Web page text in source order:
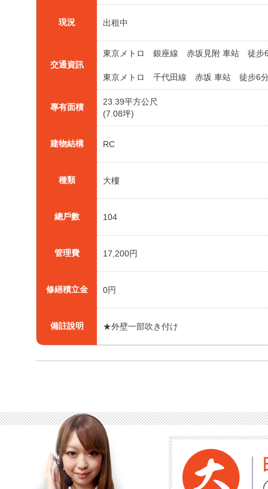
現況 出租中
交通資訊
東京メトロ 銀座線 赤坂見附 車站 徒步
東京メトロ 千代田線 赤坂 車站 徒步6
專有面積
23.39平方公尺
(7.08坪)
建物結構 RC
種類 大樓
總戶數 104
管理費 17,200円
修繕積立金 0円
備註說明 ★外壁一部吹き付け